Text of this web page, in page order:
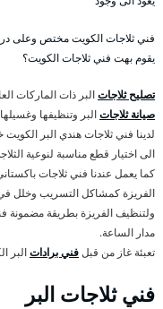
فني ثلاجات الكويت مختص وعلى
يقوم بهت فني ثلاجات الكويت؟
تصليح ثلاجاتالبر ذات الماركات
صيانة ثلاجاتالبر وتنظيفها
لدينا فني ثلاجات هندي البر
الى اختيار قطع مناسبة لنوعية
كما يعمل عندنا فني ثلاجات
الفريزة كمشاكل التسريب وخلل في
ولتنظيف الفريزة بطريقة مضمونة
مدار الساعة.
تعبئة غاز من قبلفني براداتالبر
فني ثلاجات البر